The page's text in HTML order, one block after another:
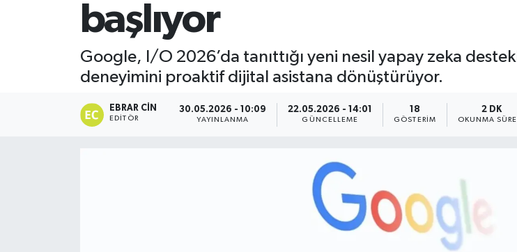
başlıyor
Google, I/O 2026’da tanıttığı yeni nesil yapay zeka
deneyimini proaktif dijital asistana dönüştürüyor.
EBRAR CIN
EDITÖR
30.05.2026 - 10:09
YAYINLANMA
22.05.2026 - 14:01
GÜNCELLEME
18
GÖSTERIM
2 DK
OKUNMA
Biyografiler
Domaniç
Tüm Manşetler
Son Dakika Haberleri